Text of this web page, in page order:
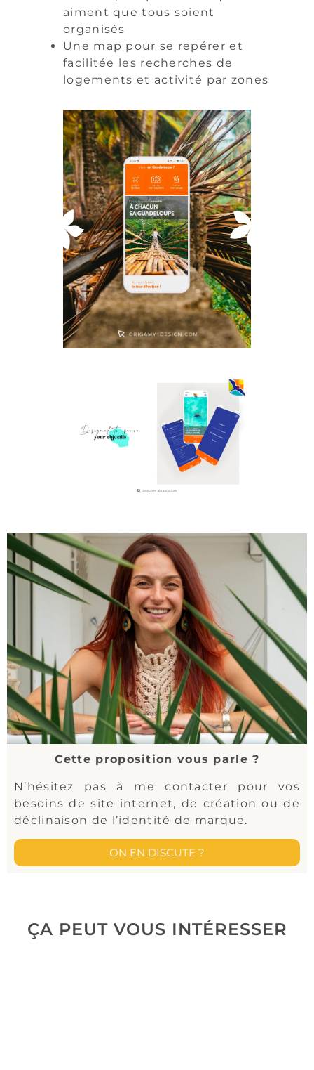
aiment que tous soient
organisés
Une map pour se repérer et
facilitée les recherches de
logements et activité par zones
Cette proposition vous parle ?
N’hésitez pas à me contacter pour vos
besoins de site internet, de création ou de
déclinaison de l’identité de marque.
ON EN DISCUTE ?
ÇA PEUT VOUS INTÉRESSER